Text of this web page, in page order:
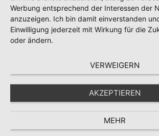
Werbung entsprechend der Interessen der
anzuzeigen. Ich bin damit einverstanden
Einwilligung jederzeit mit Wirkung für die
oder ändern.
VERWEIGERN
AKZEPTIEREN
MEHR